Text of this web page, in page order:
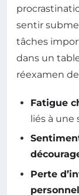
sentir
tâches
dans un
réexamen
Fatigue
liés à une
Perte